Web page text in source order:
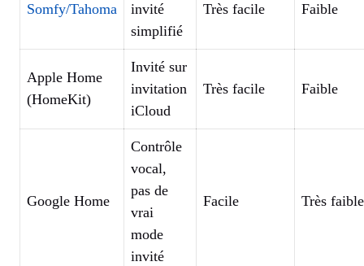
Somfy/Tahoma
invité
simplifié
Très facile Faible
Apple Home
(HomeKit)
Invité sur
invitation
iCloud
Très facile Faible
Google Home
Contrôle
vocal,
pas de
vrai
mode
invité
Facile Très faible